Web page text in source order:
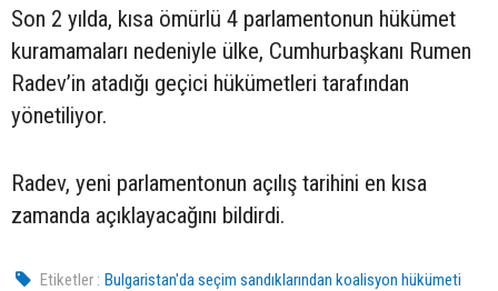
Son 2 yılda, kısa ömürlü 4 parlamentonun hükümet
kuramamaları nedeniyle ülke, Cumhurbaşkanı Rumen
Radev’in atadığı geçici hükümetleri tarafından
yönetiliyor.
Radev, yeni parlamentonun açılış tarihini en kısa
zamanda açıklayacağını bildirdi.
Etiketler : Bulgaristan'da seçim sandıklarından koalisyon hükümeti